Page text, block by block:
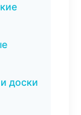
доски